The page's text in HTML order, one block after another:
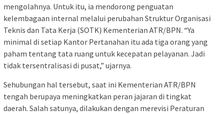
mengolahnya. Untuk itu, ia mendorong penguatan
kelembagaan internal melalui perubahan Struktur Organisasi
Teknis dan Tata Kerja (SOTK) Kementerian ATR/BPN. “Ya
minimal di setiap Kantor Pertanahan itu ada tiga orang yang
paham tentang tata ruang untuk kecepatan pelayanan. Jadi
tidak tersentralisasi di pusat,” ujarnya.
Sehubungan hal tersebut, saat ini Kementerian ATR/BPN
tengah berupaya meningkatkan peran jajaran di tingkat
daerah. Salah satunya, dilakukan dengan merevisi Peraturan